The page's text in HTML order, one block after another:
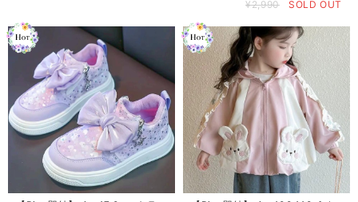
¥2,990 SOLD OUT